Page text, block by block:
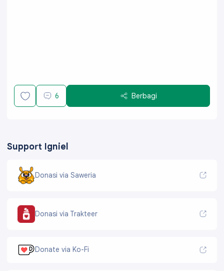
6 Berbagi
Support Igniel
Donasi via Saweria
Donasi via Trakteer
Donate via Ko-Fi